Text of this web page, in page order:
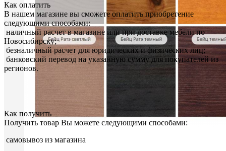
Как оплатить
В нашем магазине вы сможете оплатить приобретение
следующими способами:
наличный расчет в магазине или при доставке мебели по
Новосибирску;
безналичный расчет для юридических и физических лиц;
банковский перевод на указанную сумму для покупателей из
регионов.
Как получить
Получить товар Вы можете следующими способами:
самовывоз из магазина